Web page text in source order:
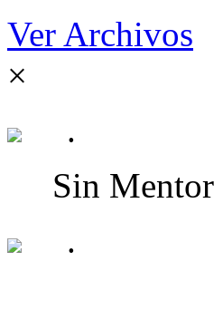
Ver Archivos
×
.
Sin Mentor
.